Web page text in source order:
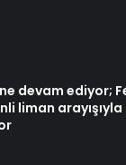
devam ediyor;
liman